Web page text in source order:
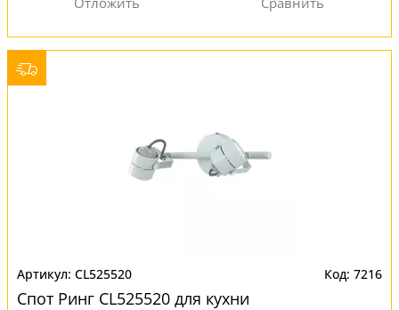
CL525520 7216
Спот Ринг CL525520 для кухни